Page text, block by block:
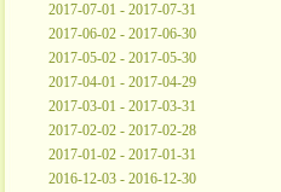
2017-07-01 - 2017-07-31
2017-06-02 - 2017-06-30
2017-05-02 - 2017-05-30
2017-04-01 - 2017-04-29
2017-03-01 - 2017-03-31
2017-02-02 - 2017-02-28
2017-01-02 - 2017-01-31
2016-12-03 - 2016-12-30